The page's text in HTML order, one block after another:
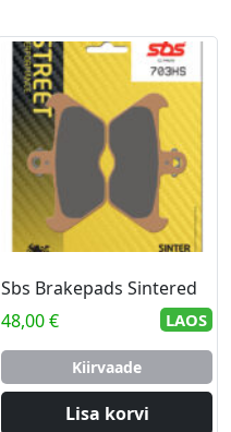
Sbs Brakepads Sintered
48,00€ LAOS
Kiirvaade
Lisa korvi